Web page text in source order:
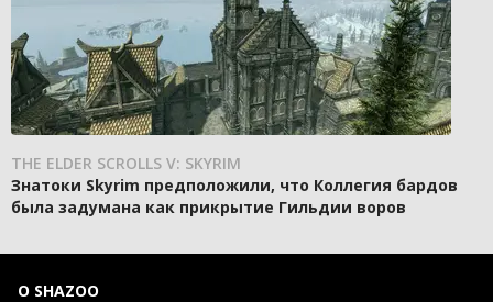
THE ELDER SCROLLS V: SKYRIM
Знатоки Skyrim предположили, что Коллегия бардов
была задумана как прикрытие Гильдии воров
О SHAZOO